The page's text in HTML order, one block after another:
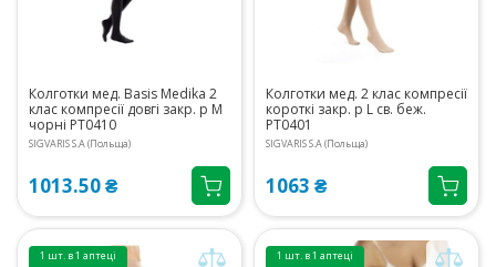
Колготки мед. Basis Medika 2
клас компресії довгі закр. р M
чорні PT0410
SIGVARIS S.A (Польща)
1013.50 ₴
Колготки мед. 2 клас компресії
короткі закр. р L св. беж.
PT0401
SIGVARIS S.A (Польща)
1063 ₴
1 шт. в 1 аптеці 1 шт. в 1 аптеці